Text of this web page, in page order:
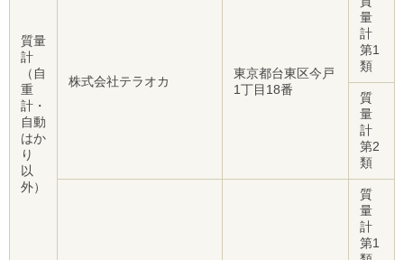
質量
計
（自
重
計・
自動
はか
り
以
外）
株式会社テラオカ
東京都台東区今戸
1丁目18番
量
計
第1
類
質
量
計
第2
類
質
量
計
第1